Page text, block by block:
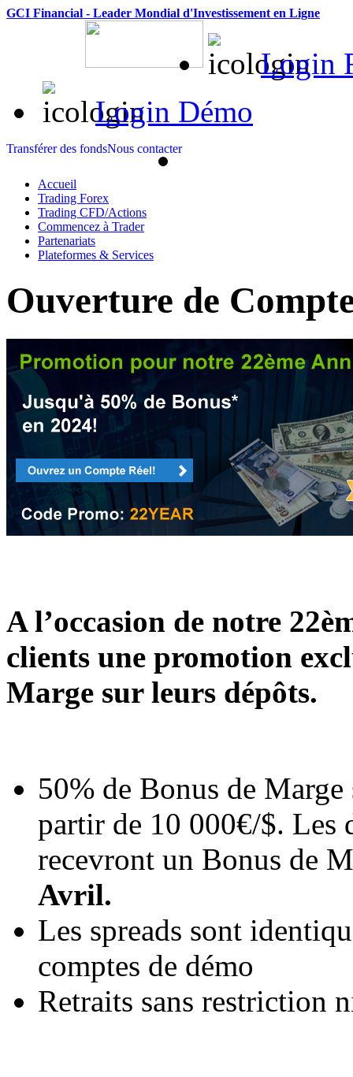
GCI Financial - Leader Mondial d'Investissement en Ligne
Login
Login Démo
Transférer des fondsNous contacter
Accueil
Trading Forex
Trading CFD/Actions
Commencez à Trader
Partenariats
Plateformes & Services
Ouverture de
A l’occasion de notre
clients une promotion
Marge sur leurs dépôts.
50% de Bonus de
partir de 10 000€/$. Les
recevront un Bonus de
Avril.
Les spreads sont
comptes de démo
Retraits sans restriction